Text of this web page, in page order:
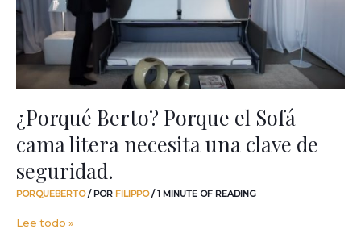
¿Porqué Berto? Porque el Sofá
cama litera necesita una clave de
seguridad.
PORQUEBERTO/ POR FILIPPO/1 MINUTE OF READING
litera
necesita
clave
de
seguridad.
Lee todo »